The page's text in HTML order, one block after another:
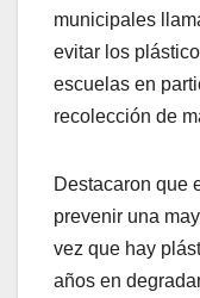
municipales
evitar los
escuelas en
recolección de
Destacaron que
prevenir una
vez que hay
años en